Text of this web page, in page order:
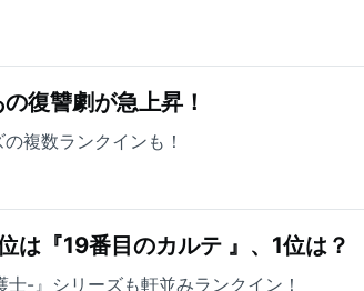
復讐劇が急上昇！
複数ランクインも！
は『19番目のカルテ 』、1位は？
-』シリーズも軒並みランクイン！